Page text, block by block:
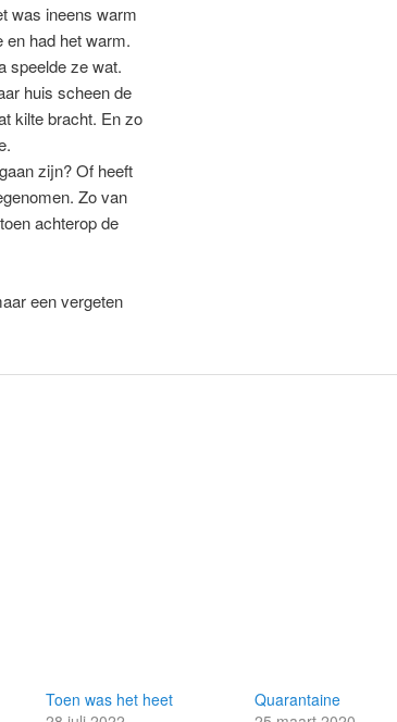
was ineens warm
en had het warm.
speelde ze wat.
huis scheen de
kilte bracht. En zo
zijn? Of heeft
Zo van
achterop de
een vergeten
Toen was het heet
Quarantaine